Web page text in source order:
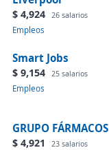
$ 4,924 26 salarios
Empleos
Smart Jobs
$ 9,154 25 salarios
Empleos
GRUPO FÁRMACOS
$ 4,921 23 salarios